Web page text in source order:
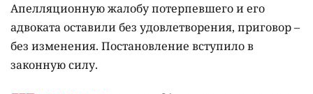
Апелляционную жалобу потерпевшего и его
адвоката оставили без удовлетворения, приговор –
без изменения. Постановление вступило в
законную силу.